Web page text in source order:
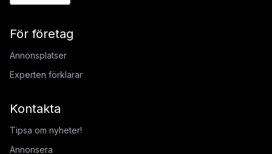
För företag
Annonsplatser
Experten förklarar
Kontakta
Tipsa om nyheter!
Annonsera